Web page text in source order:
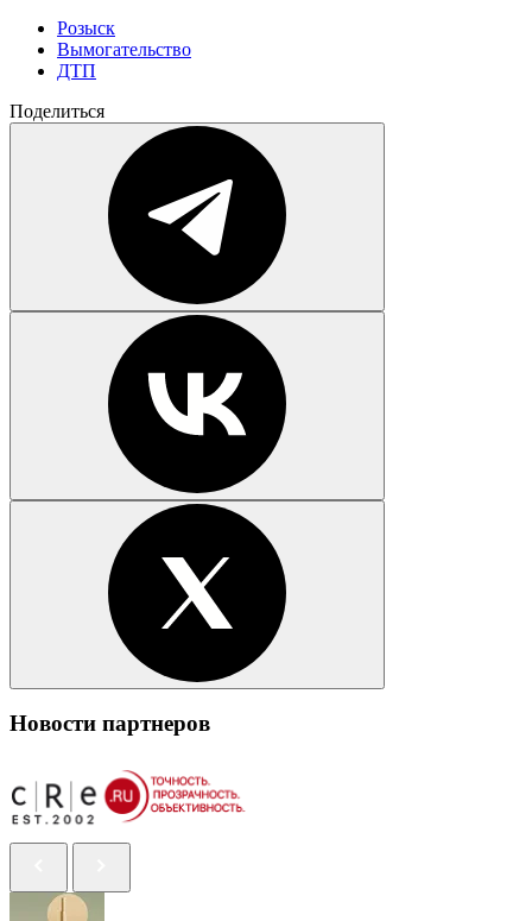
Розыск
Вымогательство
ДТП
Поделиться
Новости партнеров